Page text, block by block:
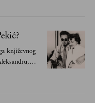
književnog
priču o